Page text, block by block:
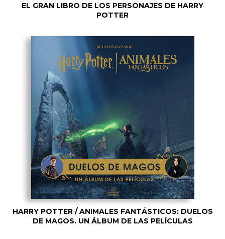
EL GRAN LIBRO DE LOS PERSONAJES DE HARRY
POTTER
HARRY POTTER / ANIMALES FANTÁSTICOS: DUELOS
DE MAGOS. UN ÁLBUM DE LAS PELÍCULAS